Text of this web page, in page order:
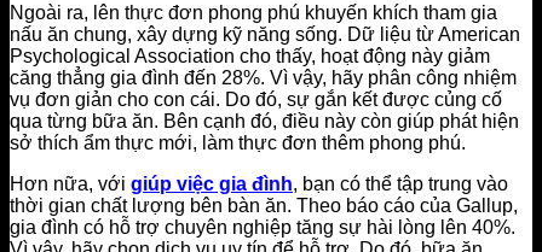
Ngoài ra, lên thực đơn phong phú khuyến khích tham gia
nấu ăn chung, xây dựng kỹ năng sống. Dữ liệu từ American
Psychological Association cho thấy, hoạt động này giảm
căng thẳng gia đình đến 28%. Vì vậy, hãy phân công nhiệm
vụ đơn giản cho con cái. Do đó, sự gắn kết được củng cố
qua từng bữa ăn. Bên cạnh đó, điều này còn giúp phát hiện
sở thích ẩm thực mới, làm thực đơn thêm phong phú.
Hơn nữa, với giúp việc gia đình, bạn có thể tập trung vào
thời gian chất lượng bên bàn ăn. Theo báo cáo của Gallup,
gia đình có hỗ trợ chuyên nghiệp tăng sự hài lòng lên 40%.